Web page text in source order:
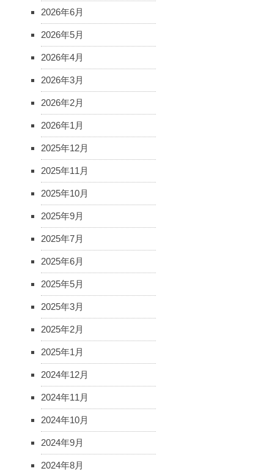
2026年6月
2026年5月
2026年4月
2026年3月
2026年2月
2026年1月
2025年12月
2025年11月
2025年10月
2025年9月
2025年7月
2025年6月
2025年5月
2025年3月
2025年2月
2025年1月
2024年12月
2024年11月
2024年10月
2024年9月
2024年8月